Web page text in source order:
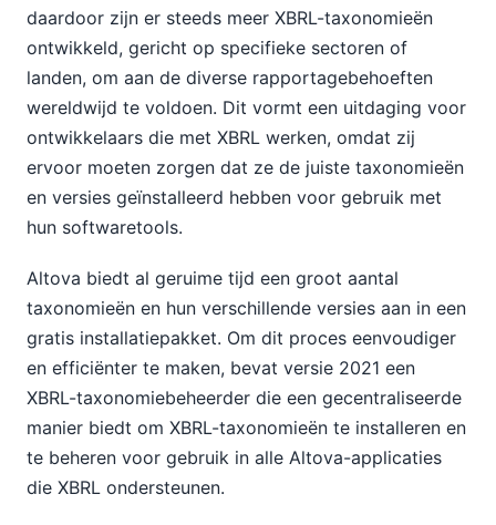
daardoor zijn er steeds meer XBRL-taxonomieën
ontwikkeld, gericht op specifieke sectoren of
landen, om aan de diverse rapportagebehoeften
wereldwijd te voldoen. Dit vormt een uitdaging voor
ontwikkelaars die met XBRL werken, omdat zij
ervoor moeten zorgen dat ze de juiste taxonomieën
en versies geïnstalleerd hebben voor gebruik met
hun softwaretools.
Altova biedt al geruime tijd een groot aantal
taxonomieën en hun verschillende versies aan in een
gratis installatiepakket. Om dit proces eenvoudiger
en efficiënter te maken, bevat versie 2021 een
XBRL-taxonomiebeheerder die een gecentraliseerde
manier biedt om XBRL-taxonomieën te installeren en
te beheren voor gebruik in alle Altova-applicaties
die XBRL ondersteunen.